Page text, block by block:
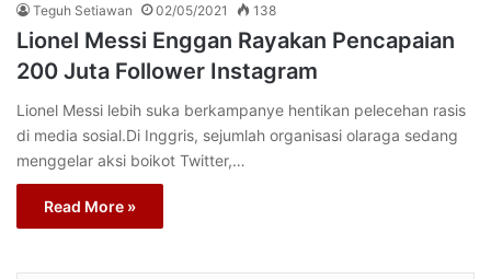
Teguh Setiawan 02/05/2021 138
Lionel Messi Enggan Rayakan Pencapaian
200 Juta Follower Instagram
Lionel Messi lebih suka berkampanye hentikan pelecehan rasis
di media sosial.Di Inggris, sejumlah organisasi olaraga sedang
menggelar aksi boikot Twitter,…
Read More »